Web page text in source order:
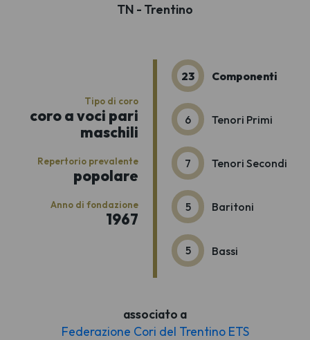
TN - Trentino
Tipo di coro
coro a voci pari
maschili
Repertorio prevalente
popolare
Anno di fondazione
1967
23 Componenti
6 Tenori Primi
7 Tenori Secondi
5 Baritoni
5 Bassi
associato a
Federazione Cori del Trentino ETS